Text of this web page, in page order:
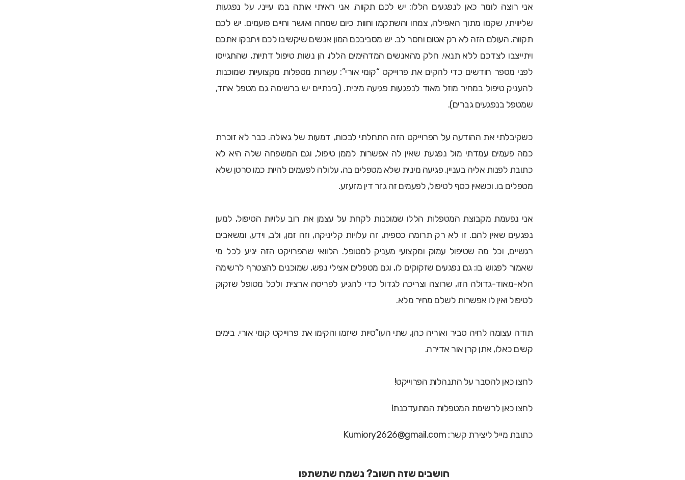
אני רוצה לומר כאן לנפגעים הללו: יש לכם תקווה. אני ראיתי אותה במו עייני, על נפגעות
שליוויתי, שקמו מתוך האפילה, צמחו והשתקמו וחוות כיום שמחה ואושר וחיים פועמים. יש לכם
תקווה. העולם הזה לא רק אטום וחסר לב. יש מסביבכם המון אנשים שיקשיבו לכם ויחבקו אתכם
ויתייצבו לצדכם ללא תנאי. חלק מהאנשים המדהימים הללו, הן נשות טיפול דתיות, שהתגייסו
לפני מספר חודשים כדי להקים את פרוייקט “קומי אורי”: עשרות מטפלות מקצועיות שמוכנות
להעניק טיפול במחיר מוזל מאוד לנפגעות פגיעה מינית. (בינתיים יש ברשימה גם מטפל אחד,
שמטפל בנפגעים גברים).
כשקיבלתי את ההודעה על הפרוייקט הזה התחלתי לבכות, דמעות של גאולה. כבר לא זוכרת
כמה פעמים עמדתי מול נפגעת שאין לה אפשרות לממן טיפול, וגם המשפחה שלה היא לא
כתובת לפנות אליה בעניין. פגיעה מינית שלא מטפלים בה, עלולה לפעמים להיות כמו סרטן שלא
מטפלים בו. וכשאין כסף לטיפול, לפעמים זה גזר דין מזעזע.
אני נפעמת מקבוצת המטפלות הללו שמוכנות לקחת על עצמן את רוב עלויות הטיפול, למען
נפגעים שאין להם. זו לא רק תרומה כספית, זה עלויות קליניקה, וזה זמן, ולב, וידע, ומשאבים
רגשיים, וכל מה שטיפול עמוק ומקצועי מעניק למטופל. הלוואי שהפרויקט הזה יגיע לכל מי
שאמור לפגוש בו: גם נפגעים שזקוקים לו, וגם מטפלים אצילי נפש, שמוכנים להצטרף לרשימה
הלא-מאוד-גדולה הזו, שרוצה וצריכה לגדול כדי להגיע לפריסה ארצית ולכל מטופל שזקוק
לטיפול ואין לו אפשרות לשלם מחיר מלא.
תודה עצומה לחיה סביר ואוריה כהן, שתי העו”סיות שיזמו והקימו את פרוייקט קומי אורי. בימים
קשים כאלו, אתן קרן אור אדירה.
לחצו כאן להסבר על התנהלות הפרוייקט!
לחצו כאן לרשימת המטפלות המתעדכנת!
כתובת מייל ליצירת קשר: Kumiory2626@gmail.com
חושבים שזה חשוב? נשמח שתשתפו